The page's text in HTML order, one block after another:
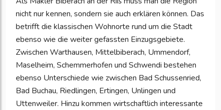
nicht nur kennen, sondern sie auch erklären können. Das
betrifft die klassischen Wohnorte rund um die Stadt
ebenso wie die weiter gefassten Einzugsgebiete.
Zwischen Warthausen, Mittelbiberach, Ummendorf,
Maselheim, Schemmerhofen und Schwendi bestehen
ebenso Unterschiede wie zwischen Bad Schussenried,
Bad Buchau, Riedlingen, Ertingen, Unlingen und
Uttenweiler. Hinzu kommen wirtschaftlich interessante